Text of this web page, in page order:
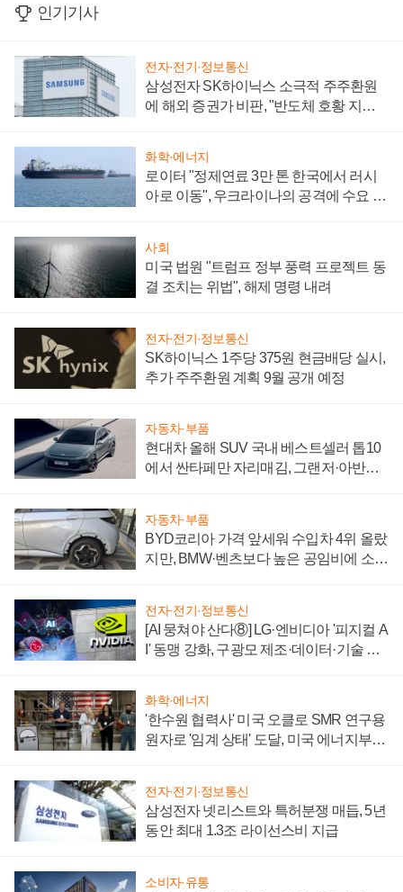
인기기사
전자·전기·정보통신
삼성전자 SK하이닉스 소극적 주주환원
에 해외 증권가 비판, "반도체 호황 지속
화학·에너지
로이터 "정제연료 3만 톤 한국에서 러시
아로 이동", 우크라이나의 공격에 수요 늘
사회
미국 법원 "트럼프 정부 풍력 프로젝트 동
결 조치는 위법", 해제 명령 내려
전자·전기·정보통신
SK하이닉스 1주당 375원 현금배당 실시,
추가 주주환원 계획 9월 공개 예정
자동차·부품
현대차 올해 SUV 국내 베스트셀러 톱10
에서 싼타페만 자리매김, 그랜저·아반떼
자동차·부품
BYD코리아 가격 앞세워 수입차 4위 올랐
지만, BMW·벤츠보다 높은 공임비에 소비
전자·전기·정보통신
[AI 뭉쳐야 산다⑧] LG·엔비디아 '피지컬 A
I' 동맹 강화, 구광모 제조·데이터·기술 결
화학·에너지
'한수원 협력사' 미국 오클로 SMR 연구용
원자로 '임계 상태' 도달, 미국 에너지부
전자·전기·정보통신
삼성전자 넷리스트와 특허분쟁 매듭, 5년
동안 최대 1.3조 라이선스비 지급
소비자·유통